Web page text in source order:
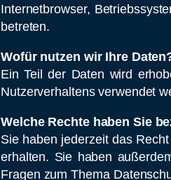
Internetbrowser,
betreten.
Wofür nutzen wir Ihre
Ein Teil der Daten wird
Nutzerverhaltens verwendet
Welche Rechte haben Sie
Sie haben jederzeit das
erhalten. Sie haben
Fragen zum Thema